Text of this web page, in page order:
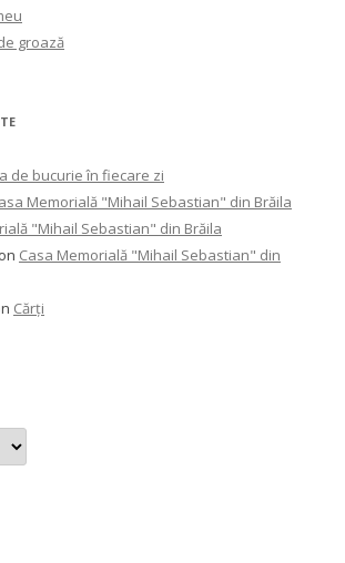
groază
de bucurie în fiecare zi
Memorială "Mihail Sebastian" din Brăila
"Mihail Sebastian" din Brăila
on Casa Memorială "Mihail Sebastian" din
Cărți